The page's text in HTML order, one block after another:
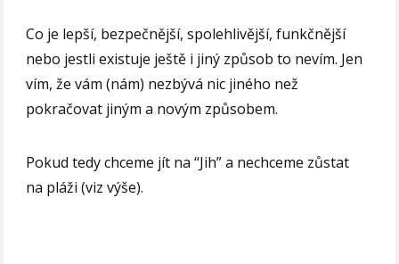
Co je lepší, bezpečnější, spolehlivější, funkčnější
nebo jestli existuje ještě i jiný způsob to nevím. Jen
vím, že vám (nám) nezbývá nic jiného než
pokračovat jiným a novým způsobem.
Pokud tedy chceme jít na “Jih” a nechceme zůstat
na pláži (viz výše).